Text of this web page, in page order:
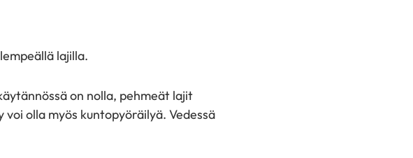
lajilla.
on nolla, pehmeät lajit
olla myös kuntopyöräilyä. Vedessä